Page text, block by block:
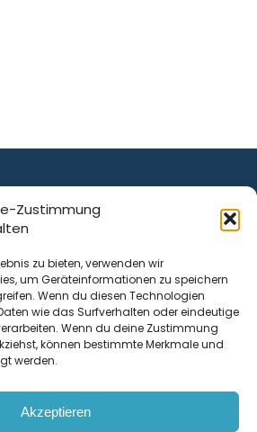
Zustimmung
zu bieten, verwenden wir
um Geräteinformationen zu speichern
Wenn du diesen Technologien
wie das Surfverhalten oder eindeutige
Wenn du deine Zustimmung
können bestimmte Merkmale und
werden.
Akzeptieren
ein Service von
Real GmbH
Tischlerstraße 12
Traun| Österreich
Kontakt